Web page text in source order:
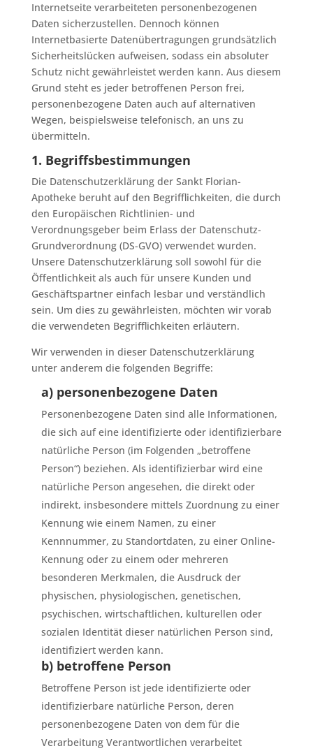
Internetseite verarbeiteten personenbezogenen
Daten sicherzustellen. Dennoch können
Internetbasierte Datenübertragungen grundsätzlich
Sicherheitslücken aufweisen, sodass ein absoluter
Schutz nicht gewährleistet werden kann. Aus diesem
Grund steht es jeder betroffenen Person frei,
personenbezogene Daten auch auf alternativen
Wegen, beispielsweise telefonisch, an uns zu
übermitteln.
1. Begriffsbestimmungen
Die Datenschutzerklärung der Sankt Florian-
Apotheke beruht auf den Begrifflichkeiten, die durch
den Europäischen Richtlinien- und
Verordnungsgeber beim Erlass der Datenschutz-
Grundverordnung (DS-GVO) verwendet wurden.
Unsere Datenschutzerklärung soll sowohl für die
Öffentlichkeit als auch für unsere Kunden und
Geschäftspartner einfach lesbar und verständlich
sein. Um dies zu gewährleisten, möchten wir vorab
die verwendeten Begrifflichkeiten erläutern.
Wir verwenden in dieser Datenschutzerklärung
unter anderem die folgenden Begriffe:
a) personenbezogene Daten
Personenbezogene Daten sind alle Informationen,
die sich auf eine identifizierte oder identifizierbare
natürliche Person (im Folgenden „betroffene
Person“) beziehen. Als identifizierbar wird eine
natürliche Person angesehen, die direkt oder
indirekt, insbesondere mittels Zuordnung zu einer
Kennung wie einem Namen, zu einer
Kennnummer, zu Standortdaten, zu einer Online-
Kennung oder zu einem oder mehreren
besonderen Merkmalen, die Ausdruck der
physischen, physiologischen, genetischen,
psychischen, wirtschaftlichen, kulturellen oder
sozialen Identität dieser natürlichen Person sind,
identifiziert werden kann.
b) betroffene Person
Betroffene Person ist jede identifizierte oder
identifizierbare natürliche Person, deren
personenbezogene Daten von dem für die
Verarbeitung Verantwortlichen verarbeitet